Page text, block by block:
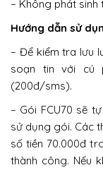
– Không phát sinh
Hướng dẫn sử
– Để kiểm tra lưu
soạn tin với cú
(200đ/sms).
– Gói FCU70 sẽ
sử dụng gói. Các
số tiền 70.000đ
thành công. Nếu